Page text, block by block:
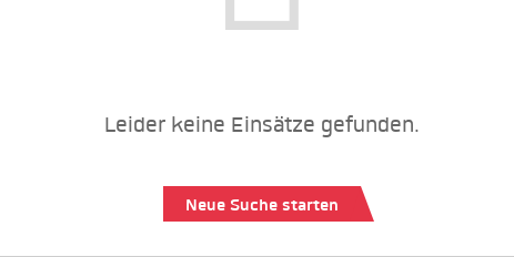
Leider keine Einsätze gefunden.
Neue Suche starten